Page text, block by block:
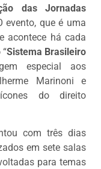
das Jornadas
evento, que é uma
acontece há cada
Sistema Brasileiro
especial aos
Marinoni e
do direito
com três dias
em sete salas
para temas